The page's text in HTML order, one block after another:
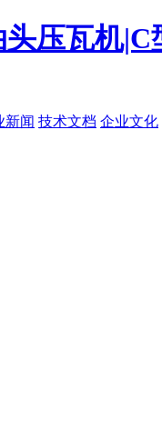
压瓦机
新闻 技术文档 企业文化